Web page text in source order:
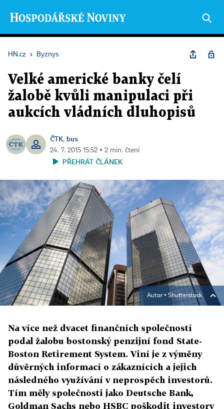
HN.cz › Byznys
Velké americké banky čelí
žalobě kvůli manipulaci při
aukcích vládních dluhopisů
ČTK, bus
24. 7. 2015 15:52 ▪ 2 min. čtení
PŘEHRÁT ČLÁNEK
Autor ▪ Shutterstock
Na více než dvacet finančních společností
podal žalobu bostonský penzijní fond State-
Boston Retirement System. Viní je z výměny
důvěrných informací o zákaznících a jejich
následného využívání v neprospěch investorů.
Tím měly společnosti jako Deutsche Bank,
Goldman Sachs nebo HSBC poškodit investory